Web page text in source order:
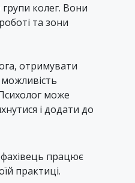
групи колег. Вони
та зони
отримувати
може
і додати до
фахівець працює
практиці.